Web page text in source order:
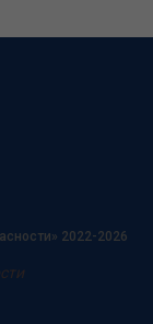
2022-2026